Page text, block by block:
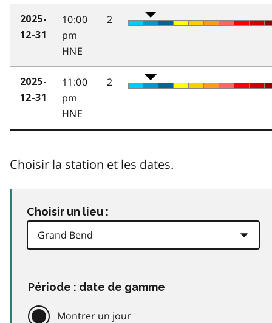
2025-
12-31
10:00
pm
HNE
2
2025-
12-31
11:00
pm
HNE
2
Choisir la station et les dates.
Choisir un lieu :
Période : date de gamme
Montrer un jour